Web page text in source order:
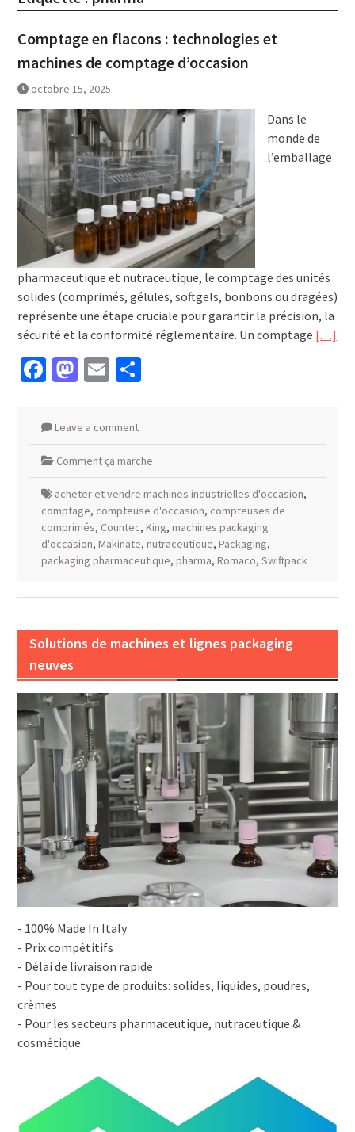
Comptage en flacons : technologies et
machines de comptage d’occasion
octobre 15, 2025
Dans le
monde de
l’emballage
pharmaceutique et nutraceutique, le comptage des unités
solides (comprimés, gélules, softgels, bonbons ou dragées)
représente une étape cruciale pour garantir la précision, la
sécurité et la conformité réglementaire. Un comptage […]
Facebook
Mastodon
EmailPartager
Leave a comment
Comment ça marche
acheter et vendre machines industrielles d'occasion,
comptage, compteuse d'occasion, compteuses de
comprimés, Countec, King, machines packaging
d'occasion, Makinate, nutraceutique, Packaging,
packaging pharmaceutique, pharma, Romaco, Swiftpack
Solutions de machines et lignes packaging
neuves
- 100% Made In Italy
- Prix compétitifs
- Délai de livraison rapide
- Pour tout type de produits: solides, liquides, poudres,
crèmes
- Pour les secteurs pharmaceutique, nutraceutique &
cosmétique.